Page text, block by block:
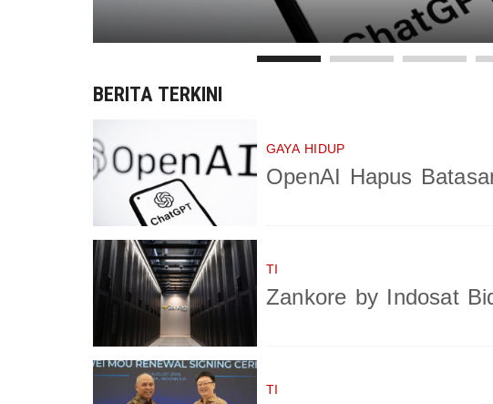
BERITA TERKINI
GAYA HIDUP
OpenAI Hapus
TI
Zankore by Indosat
TI